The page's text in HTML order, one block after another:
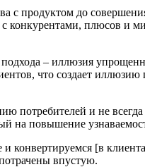
с продуктом до
конкурентами, плюсов и
– иллюзия
что создает
потребителей и не
повышение
конвертируемся [в
впустую.